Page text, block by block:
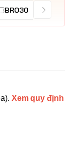
BRO30
Xem quy định